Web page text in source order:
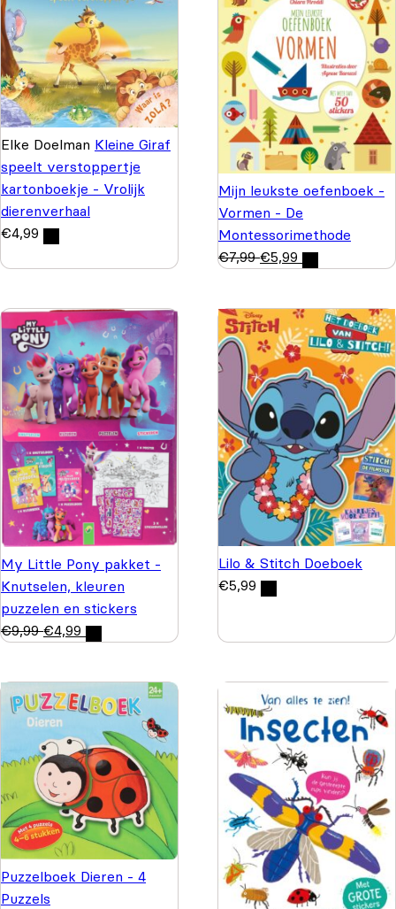
Elke Doelman Kleine Giraf
speelt verstoppertje
kartonboekje - Vrolijk
dierenverhaal
€4,99
Mijn leukste oefenboek -
Vormen - De
Montessorimethode
€7,99 €5,99
My Little Pony pakket -
Knutselen, kleuren
puzzelen en stickers
€9,99 €4,99
Lilo & Stitch Doeboek
€5,99
Puzzelboek Dieren - 4
Puzzels